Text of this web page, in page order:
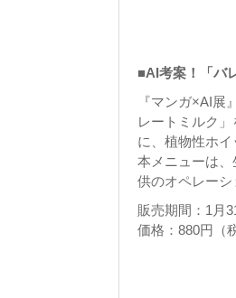
■AI考案！「バ
『マンガ×AI
レートミルク
に、植物性ホ
本メニューは
供のオペレーシ
販売期間：1月
価格：880円（